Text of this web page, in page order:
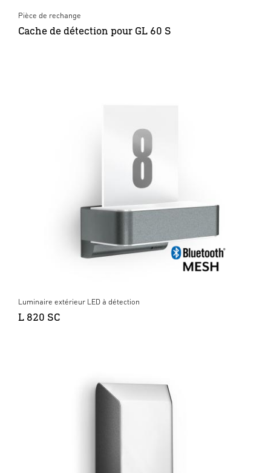
Pièce de rechange
Cache de détection pour GL 60 S
Luminaire extérieur LED à détection
L 820 SC